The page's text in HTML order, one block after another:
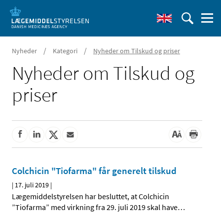
Nyheder / Kategori / Nyheder om Tilskud og priser
Nyheder om Tilskud og
priser
Colchicin "Tiofarma" får generelt tilskud
| 17. juli 2019 |
Lægemiddelstyrelsen har besluttet, at Colchicin
”Tiofarma” med virkning fra 29. juli 2019 skal have…